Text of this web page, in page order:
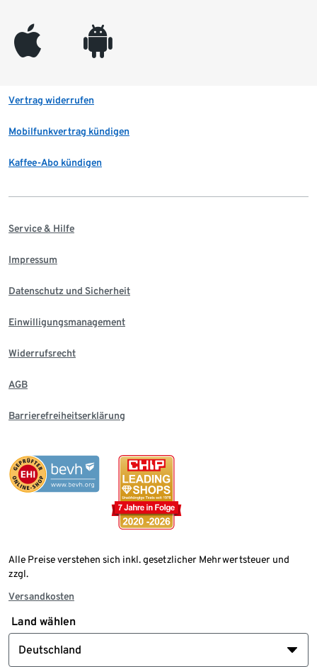
appleinc android
Vertrag widerrufen
Mobilfunkvertrag kündigen
Kaffee-Abo kündigen
Service & Hilfe
Impressum
Datenschutz und Sicherheit
Einwilligungsmanagement
Widerrufsrecht
AGB
Barrierefreiheitserklärung
Alle Preise verstehen sich inkl. gesetzlicher Mehrwertsteuer und
zzgl.
Versandkosten
Land wählen
Deutschland